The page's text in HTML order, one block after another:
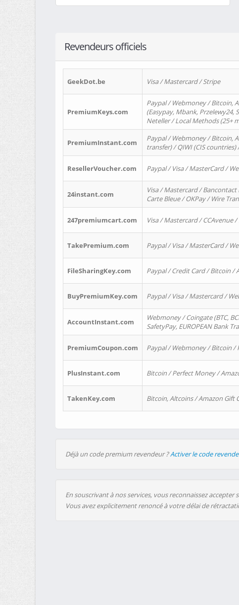
Revendeurs officiels
GeekDot.be Visa / Mastercard / Stripe
PremiumKeys.com
Paypal / Webmoney / Bitcoin,
(Easypay, Mbank, Przelewy24,
Neteller / Local Methods (25+
PremiumInstant.com
Paypal / Webmoney / Bitcoin,
transfer) / QIWI (CIS
ResellerVoucher.com Paypal / Visa / MasterCard /
24instant.com
Visa / Mastercard / Bancontact
Carte Bleue / OKPay / Wire
247premiumcart.com Visa / Mastercard / CCAvenue
TakePremium.com Paypal / Visa / MasterCard /
FileSharingKey.com Paypal / Credit Card / Bitcoin /
BuyPremiumKey.com Paypal / Visa / Mastercard /
AccountInstant.com
Webmoney / Coingate (BTC,
SafetyPay, EUROPEAN Bank
PremiumCoupon.com Paypal / Webmoney / Bitcoin /
PlusInstant.com Bitcoin / Perfect Money /
TakenKey.com Bitcoin, Altcoins / Amazon Gift
Déjà un code premium revendeur ?Activer le code
En souscrivant à nos services, vous reconnaissez
Vous avez explicitement renoncé à votre délai de